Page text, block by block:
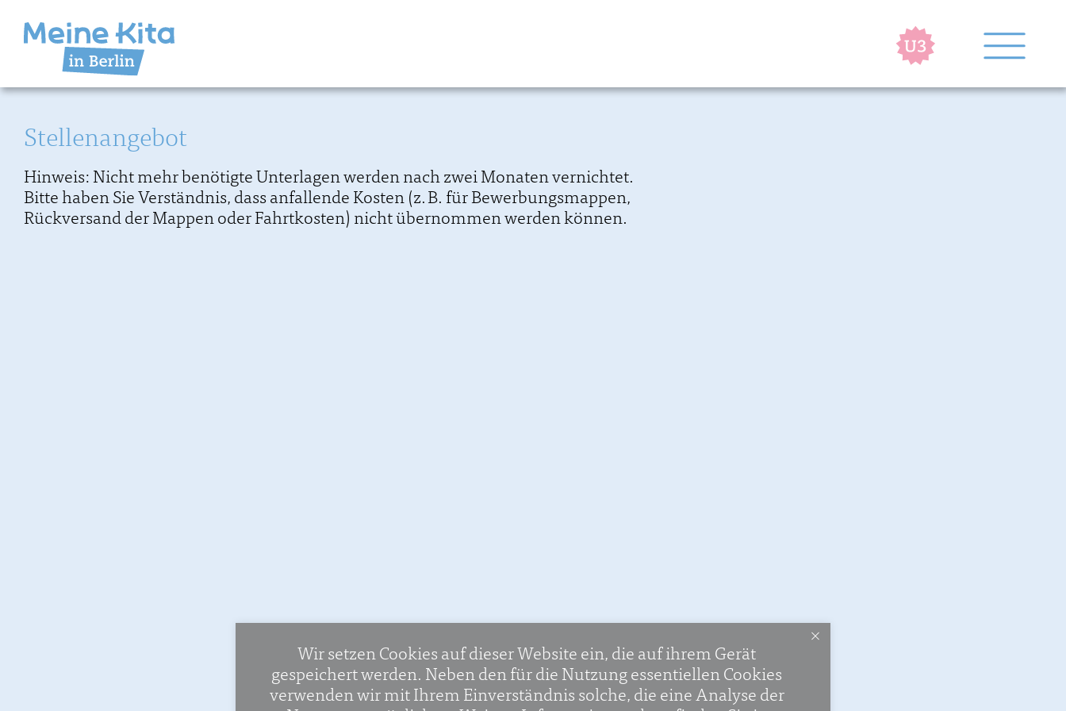
Stellenangebot
Hinweis: Nicht mehr benötigte Unterlagen werden nach zwei Monaten vernichtet.
Bitte haben Sie Verständnis, dass anfallende Kosten (z. B. für Bewerbungsmappen,
Rückversand der Mappen oder Fahrtkosten) nicht übernommen werden können.
Wir setzen Cookies auf dieser Website ein, die auf ihrem Gerät
gespeichert werden. Neben den für die Nutzung essentiellen Cookies
verwenden wir mit Ihrem Einverständnis solche, die eine Analyse der